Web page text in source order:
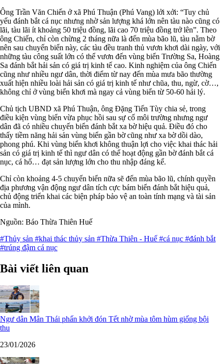
Ông Trần Văn Chiến ở xã Phú Thuận (Phú Vang) lởi xởi: “Tuy chủ
yếu đánh bắt cá nục nhưng nhờ sản lượng khá lớn nên tàu nào cũng có
lãi, tàu lãi ít khoảng 50 triệu đồng, lãi cao 70 triệu đồng trở lên”. Theo
ông Chiến, chỉ còn chừng 2 tháng nữa là đến mùa bão lũ, tàu nằm bờ
nên sau chuyến biển này, các tàu đều tranh thủ vươn khơi dài ngày, với
những tàu công suất lớn có thể vươn đến vùng biển Trường Sa, Hoàng
Sa đánh bắt hải sản có giá trị kinh tế cao. Kinh nghiệm của ông Chiến
cũng như nhiều ngư dân, thời điểm từ nay đến mùa mưa bão thường
xuất hiện nhiều loài hải sản có giá trị kinh tế như chũa, thu, ngừ, cờ…,
không chỉ ở vùng biển khơi mà ngay cả vùng biển từ 50-60 hải lý.
Chủ tịch UBND xã Phú Thuận, ông Đặng Tiến Tùy chia sẻ, trong
điều kiện vùng biển vừa phục hồi sau sự cố môi trường nhưng ngư
dân đã có nhiều chuyến biển đánh bắt xa bờ hiệu quả. Điều đó cho
thấy tiềm năng hải sản vùng biển gần bờ cũng như xa bờ dồi dào,
phong phú. Khi vùng biển khơi không thuận lợi cho việc khai thác hải
sản có giá trị kinh tế thì ngư dân có thể hoạt động gần bờ đánh bắt cá
nục, cá hố… đạt sản lượng lớn cho thu nhập đáng kể.
Chỉ còn khoảng 4-5 chuyến biển nữa sẽ đến mùa bão lũ, chính quyền
địa phương vận động ngư dân tích cực bám biển đánh bắt hiệu quả,
chủ động triển khai các biện pháp bảo vệ an toàn tính mạng và tài sản
của mình.
Nguồn: Báo Thừa Thiên Huế
#Thủy sản #khai thác thủy sản #Thừa Thiên - Huế #cá nục #đánh bắt
#trúng đậm cá nục
Bài viết liên quan
Ngư dân Mân Thái phấn khởi đón Tết nhờ mùa tôm hùm giống bội
thu
23/01/2026